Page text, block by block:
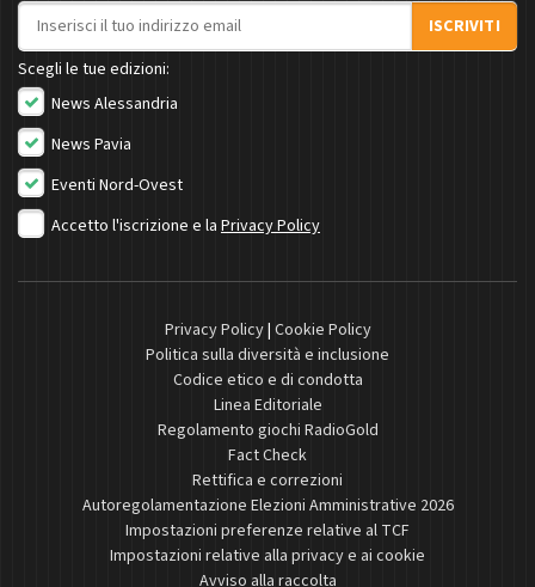
Indirizzo email
ISCRIVITI
Scegli le tue edizioni:
News Alessandria
News Pavia
Eventi Nord-Ovest
Accetto l'iscrizione e la Privacy Policy
Privacy Policy| Cookie Policy
Politica sulla diversità e inclusione
Codice etico e di condotta
Linea Editoriale
Regolamento giochi RadioGold
Fact Check
Rettifica e correzioni
Autoregolamentazione Elezioni Amministrative 2026
Impostazioni preferenze relative al TCF
Impostazioni relative alla privacy e ai cookie
Avviso alla raccolta